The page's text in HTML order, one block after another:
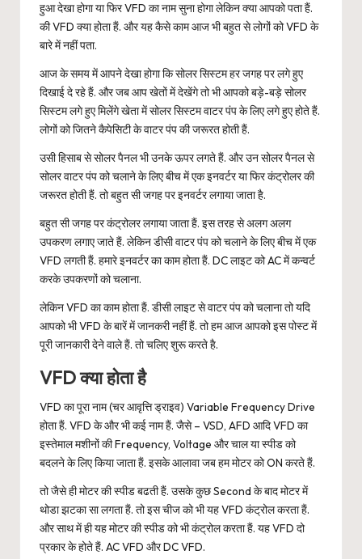
हुआ देखा होगा या फिर VFD का नाम सुना होगा लेकिन क्या आपको पता हैं.
की VFD क्या होता हैं. और यह कैसे काम आज भी बहुत से लोगों को VFD के
बारे में नहीं पता.
आज के समय में आपने देखा होगा कि सोलर सिस्टम हर जगह पर लगे हुए
दिखाई दे रहे हैं. और जब आप खेतों में देखेंगे तो भी आपको बड़े-बड़े सोलर
सिस्टम लगे हुए मिलेंगे खेता में सोलर सिस्टम वाटर पंप के लिए लगे हुए होते हैं.
लोगों को जितने कैपेसिटी के वाटर पंप की जरूरत होती हैं.
उसी हिसाब से सोलर पैनल भी उनके ऊपर लगते हैं. और उन सोलर पैनल से
सोलर वाटर पंप को चलाने के लिए बीच में एक इनवर्टर या फिर कंट्रोलर की
जरूरत होती हैं. तो बहुत सी जगह पर इनवर्टर लगाया जाता है.
बहुत सी जगह पर कंट्रोलर लगाया जाता हैं. इस तरह से अलग अलग
उपकरण लगाए जाते हैं. लेकिन डीसी वाटर पंप को चलाने के लिए बीच में एक
VFD लगती हैं. हमारे इनवर्टर का काम होता हैं. DC लाइट को AC में कन्वर्ट
करके उपकरणों को चलाना.
लेकिन VFD का काम होता हैं. डीसी लाइट से वाटर पंप को चलाना तो यदि
आपको भी VFD के बारें में जानकरी नहीं हैं. तो हम आज आपको इस पोस्ट में
पूरी जानकारी देने वाले हैं. तो चलिए शुरू करते है.
VFD क्या होता है
VFD का पूरा नाम (चर आवृत्ति ड्राइव) Variable Frequency Drive
होता हैं. VFD के और भी कई नाम हैं. जैसे – VSD, AFD आदि VFD का
इस्तेमाल मशीनों की Frequency, Voltage और चाल या स्पीड को
बदलने के लिए किया जाता हैं. इसके आलावा जब हम मोटर को ON करते हैं.
तो जैसे ही मोटर की स्पीड बढती हैं. उसके कुछ Second के बाद मोटर में
थोडा झटका सा लगता हैं. तो इस चीज को भी यह VFD कंट्रोल करता हैं.
और साथ में ही यह मोटर की स्पीड को भी कंट्रोल करता हैं. यह VFD दो
प्रकार के होते हैं. AC VFD और DC VFD.